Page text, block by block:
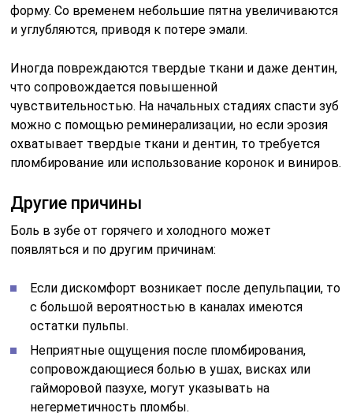
форму. Со временем небольшие пятна увеличиваются
и углубляются, приводя к потере эмали.
Иногда повреждаются твердые ткани и даже дентин,
что сопровождается повышенной
чувствительностью. На начальных стадиях спасти зуб
можно с помощью реминерализации, но если эрозия
охватывает твердые ткани и дентин, то требуется
пломбирование или использование коронок и виниров.
Другие причины
Боль в зубе от горячего и холодного может
появляться и по другим причинам:
Если дискомфорт возникает после депульпации, то
с большой вероятностью в каналах имеются
остатки пульпы.
Неприятные ощущения после пломбирования,
сопровождающиеся болью в ушах, висках или
гайморовой пазухе, могут указывать на
негерметичность пломбы.